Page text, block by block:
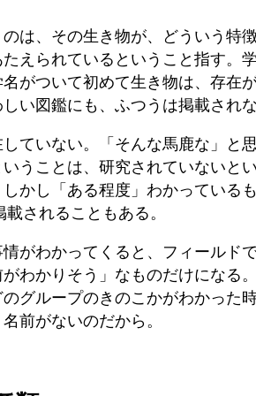
は、その生き物が、どういう特
えられているということ指す。
がついて初めて生き物は、存在
い図鑑にも、ふつうは掲載されな
ていない。「そんな馬鹿な」と
うことは、研究されていないと
かし「ある程度」わかっている
されることもある。
がわかってくると、フィールド
わかりそう」なものだけになる
グループのきのこかがわかった
前がないのだから。